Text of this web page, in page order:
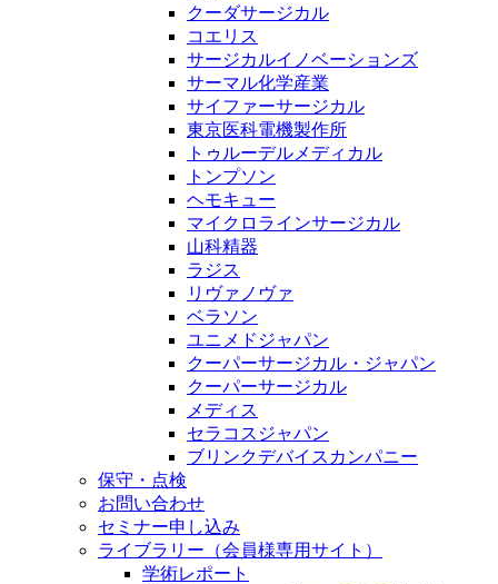
クーダサージカル
コエリス
サージカルイノベーションズ
サーマル化学産業
サイファーサージカル
東京医科電機製作所
トゥルーデルメディカル
トンプソン
ヘモキュー
マイクロラインサージカル
山科精器
ラジス
リヴァノヴァ
ベラソン
ユニメドジャパン
クーパーサージカル・ジャパン
クーパーサージカル
メディス
セラコスジャパン
ブリンクデバイスカンパニー
保守・点検
お問い合わせ
セミナー申し込み
ライブラリー（会員様専用サイト）
学術レポート